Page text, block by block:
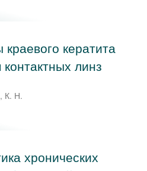
кератита
линз
К. Н.
хронических